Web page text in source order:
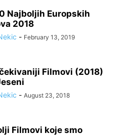
Najboljih Europskih
2018
- February 13, 2019
Filmovi (2018)
- August 23, 2018
Filmovi koje smo